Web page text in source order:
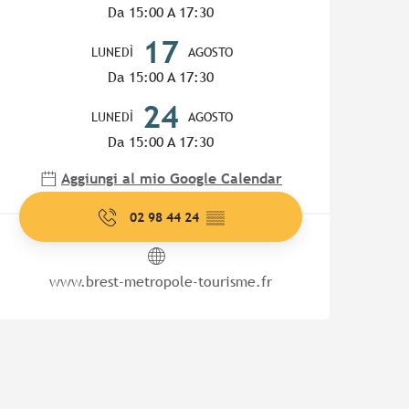
Da 15:00 A 17:30
LUNEDÌ 17 AGOSTO
Da 15:00 A 17:30
LUNEDÌ 24 AGOSTO
Da 15:00 A 17:30
Aggiungi al mio Google Calendar
02 98 44 24 ▒▒
www.brest-metropole-tourisme.fr